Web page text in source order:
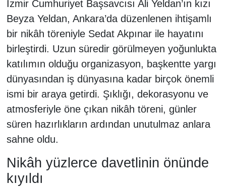
İzmir Cumhuriyet Başsavcısı Ali Yeldan’ın kızı
Beyza Yeldan, Ankara’da düzenlenen ihtişamlı
bir nikâh töreniyle Sedat Akpınar ile hayatını
birleştirdi. Uzun süredir görülmeyen yoğunlukta
katılımın olduğu organizasyon, başkentte yargı
dünyasından iş dünyasına kadar birçok önemli
ismi bir araya getirdi. Şıklığı, dekorasyonu ve
atmosferiyle öne çıkan nikâh töreni, günler
süren hazırlıkların ardından unutulmaz anlara
sahne oldu.
Nikâh yüzlerce davetlinin önünde
kıyıldı